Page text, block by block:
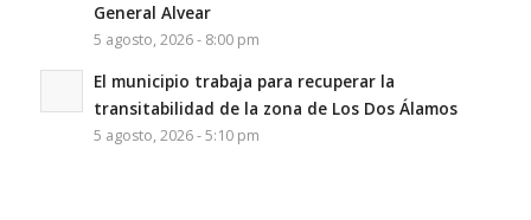
General Alvear
5 agosto, 2026 - 8:00 pm
El municipio trabaja para recuperar la
transitabilidad de la zona de Los Dos Álamos
5 agosto, 2026 - 5:10 pm